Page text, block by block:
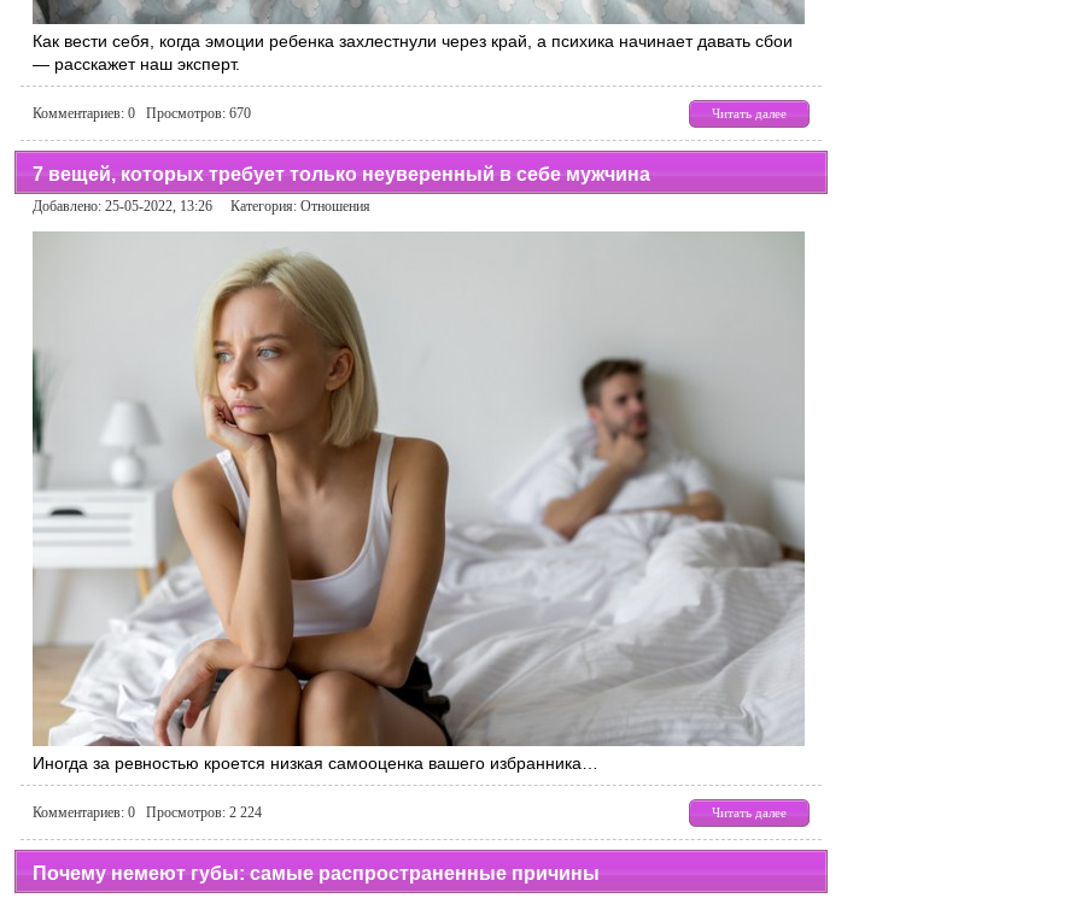
Как вести себя, когда эмоции ребенка захлестнули через край, а психика начинает давать сбои
— расскажет наш эксперт.
Комментариев: 0 Просмотров: 670 Читать далее
7 вещей, которых требует только неуверенный в себе мужчина
Добавлено: 25-05-2022, 13:26 Категория: Отношения
Иногда за ревностью кроется низкая самооценка вашего избранника…
Комментариев: 0 Просмотров: 2 224 Читать далее
Почему немеют губы: самые распространенные причины